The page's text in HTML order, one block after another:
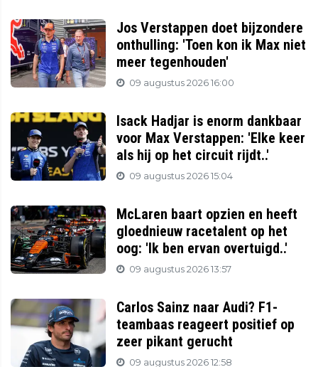
Jos Verstappen doet bijzondere
onthulling: 'Toen kon ik Max niet
meer tegenhouden'
09 augustus 2026 16:00
Isack Hadjar is enorm dankbaar
voor Max Verstappen: 'Elke keer
als hij op het circuit rijdt..'
09 augustus 2026 15:04
McLaren baart opzien en heeft
gloednieuw racetalent op het
oog: 'Ik ben ervan overtuigd..'
09 augustus 2026 13:57
Carlos Sainz naar Audi? F1-
teambaas reageert positief op
zeer pikant gerucht
09 augustus 2026 12:58